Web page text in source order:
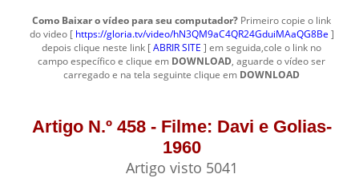
Como Baixar o vídeo para seu computador? Primeiro copie o link
do video [ https://gloria.tv/video/hN3QM9aC4QR24GduiMAaQG8Be ]
depois clique neste link [ABRIR SITE ] em seguida,cole o link no
campo específico e clique em DOWNLOAD, aguarde o vídeo ser
carregado e na tela seguinte clique em DOWNLOAD
Artigo N.º 458 - Filme: Davi e Golias-
1960
Artigo visto 5041